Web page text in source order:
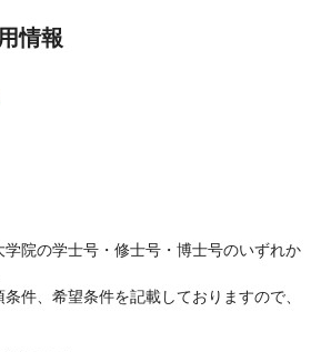
情報
学院の学士号・修士号・博士号のいずれか
件、希望条件を記載しておりますので、